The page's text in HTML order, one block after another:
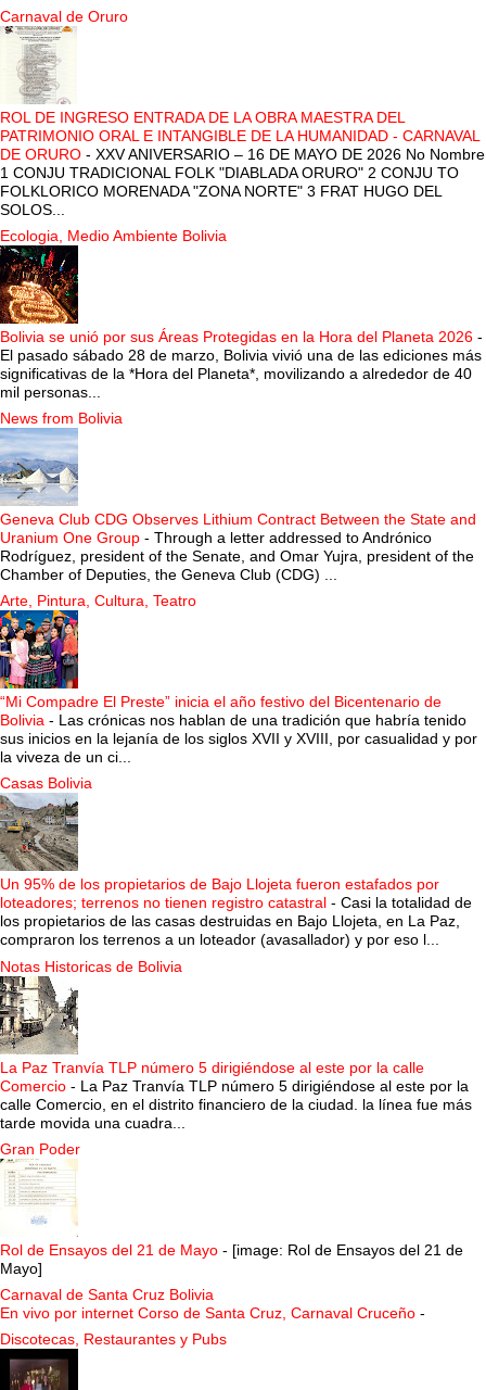
Carnaval de Oruro
ROL DE INGRESO ENTRADA DE LA OBRA MAESTRA DEL
PATRIMONIO ORAL E INTANGIBLE DE LA HUMANIDAD - CARNAVAL
DE ORURO - XXV ANIVERSARIO – 16 DE MAYO DE 2026 No Nombre
1 CONJU TRADICIONAL FOLK "DIABLADA ORURO" 2 CONJU TO
FOLKLORICO MORENADA "ZONA NORTE" 3 FRAT HUGO DEL
SOLOS...
Ecologia, Medio Ambiente Bolivia
Bolivia se unió por sus Áreas Protegidas en la Hora del Planeta 2026 -
El pasado sábado 28 de marzo, Bolivia vivió una de las ediciones más
significativas de la *Hora del Planeta*, movilizando a alrededor de 40
mil personas...
News from Bolivia
Geneva Club CDG Observes Lithium Contract Between the State and
Uranium One Group - Through a letter addressed to Andrónico
Rodríguez, president of the Senate, and Omar Yujra, president of the
Chamber of Deputies, the Geneva Club (CDG) ...
Arte, Pintura, Cultura, Teatro
“Mi Compadre El Preste” inicia el año festivo del Bicentenario de
Bolivia - Las crónicas nos hablan de una tradición que habría tenido
sus inicios en la lejanía de los siglos XVII y XVIII, por casualidad y por
la viveza de un ci...
Casas Bolivia
Un 95% de los propietarios de Bajo Llojeta fueron estafados por
loteadores; terrenos no tienen registro catastral - Casi la totalidad de
los propietarios de las casas destruidas en Bajo Llojeta, en La Paz,
compraron los terrenos a un loteador (avasallador) y por eso l...
Notas Historicas de Bolivia
La Paz Tranvía TLP número 5 dirigiéndose al este por la calle
Comercio - La Paz Tranvía TLP número 5 dirigiéndose al este por la
calle Comercio, en el distrito financiero de la ciudad. la línea fue más
tarde movida una cuadra...
Gran Poder
Rol de Ensayos del 21 de Mayo - [image: Rol de Ensayos del 21 de
Mayo]
Carnaval de Santa Cruz Bolivia
En vivo por internet Corso de Santa Cruz, Carnaval Cruceño -
Discotecas, Restaurantes y Pubs